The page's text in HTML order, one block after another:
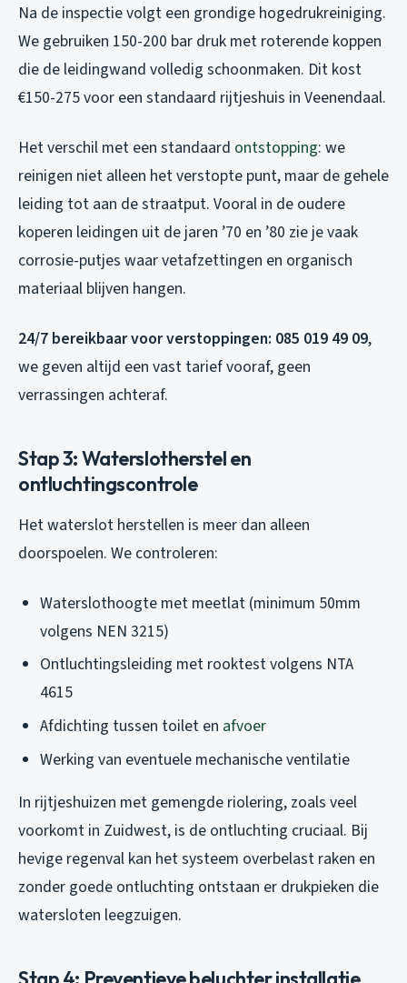
Na de inspectie volgt een grondige hogedrukreiniging.
We gebruiken 150-200 bar druk met roterende koppen
die de leidingwand volledig schoonmaken. Dit kost
€150-275 voor een standaard rijtjeshuis in Veenendaal.
Het verschil met een standaard ontstopping: we
reinigen niet alleen het verstopte punt, maar de gehele
leiding tot aan de straatput. Vooral in de oudere
koperen leidingen uit de jaren ’70 en ’80 zie je vaak
corrosie-putjes waar vetafzettingen en organisch
materiaal blijven hangen.
24/7 bereikbaar voor verstoppingen: 085 019 49 09,
we geven altijd een vast tarief vooraf, geen
verrassingen achteraf.
Stap 3: Waterslotherstel en
ontluchtingscontrole
Het waterslot herstellen is meer dan alleen
doorspoelen. We controleren:
Waterslothoogte met meetlat (minimum 50mm
volgens NEN 3215)
Ontluchtingsleiding met rooktest volgens NTA
4615
Afdichting tussen toilet en afvoer
Werking van eventuele mechanische ventilatie
In rijtjeshuizen met gemengde riolering, zoals veel
voorkomt in Zuidwest, is de ontluchting cruciaal. Bij
hevige regenval kan het systeem overbelast raken en
zonder goede ontluchting ontstaan er drukpieken die
watersloten leegzuigen.